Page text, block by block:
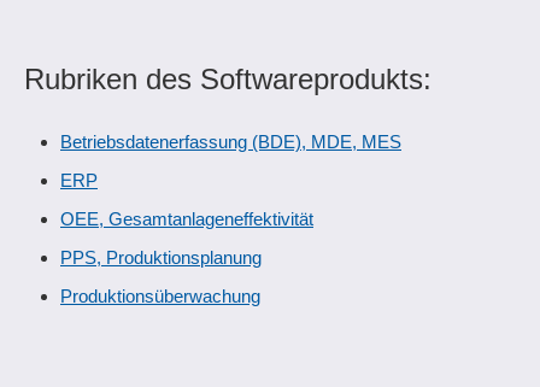
Rubriken des Softwareprodukts:
Betriebsdatenerfassung (BDE), MDE, MES
ERP
OEE, Gesamtanlageneffektivität
PPS, Produktionsplanung
Produktionsüberwachung